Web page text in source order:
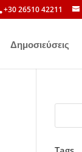
+30 26510 42211
Δημοσιεύσεις